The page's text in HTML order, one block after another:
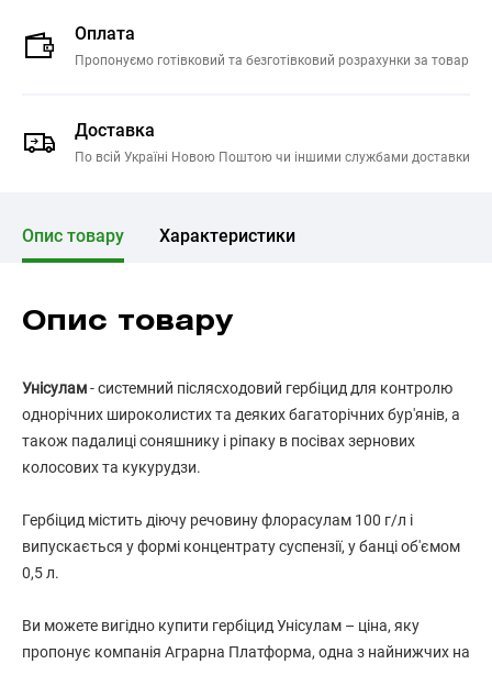
Оплата
Пропонуємо готівковий та безготівковий розрахунки за товар
Доставка
По всій Україні Новою Поштою чи іншими службами доставки
Опис товару Характеристики
Опис товару
Унісулам- системний післясходовий гербіцид для контролю
однорічних широколистих та деяких багаторічних бур'янів, а
також падалиці соняшнику і ріпаку в посівах зернових
колосових та кукурудзи.
Гербіцид містить діючу речовину флорасулам 100 г/л і
випускається у формі концентрату суспензії, у банці об'ємом
0,5 л.
Ви можете вигідно купити гербіцид Унісулам – ціна, яку
пропонує компанія Аграрна Платформа, одна з найнижчих на